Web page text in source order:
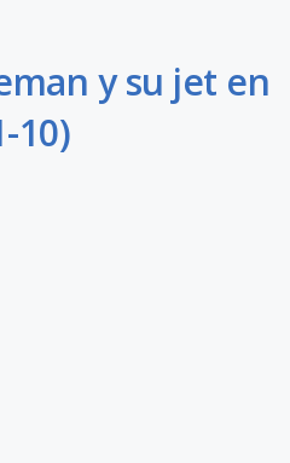
y su jet en
10)